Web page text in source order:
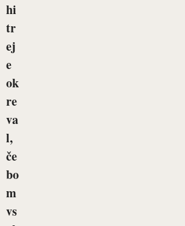
hi
tr
ej
e
ok
re
va
l,
če
bo
m
vs